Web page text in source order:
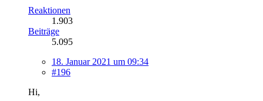
Reaktionen
1.903
Beiträge
5.095
18. Januar 2021 um 09:34
#196
Hi,